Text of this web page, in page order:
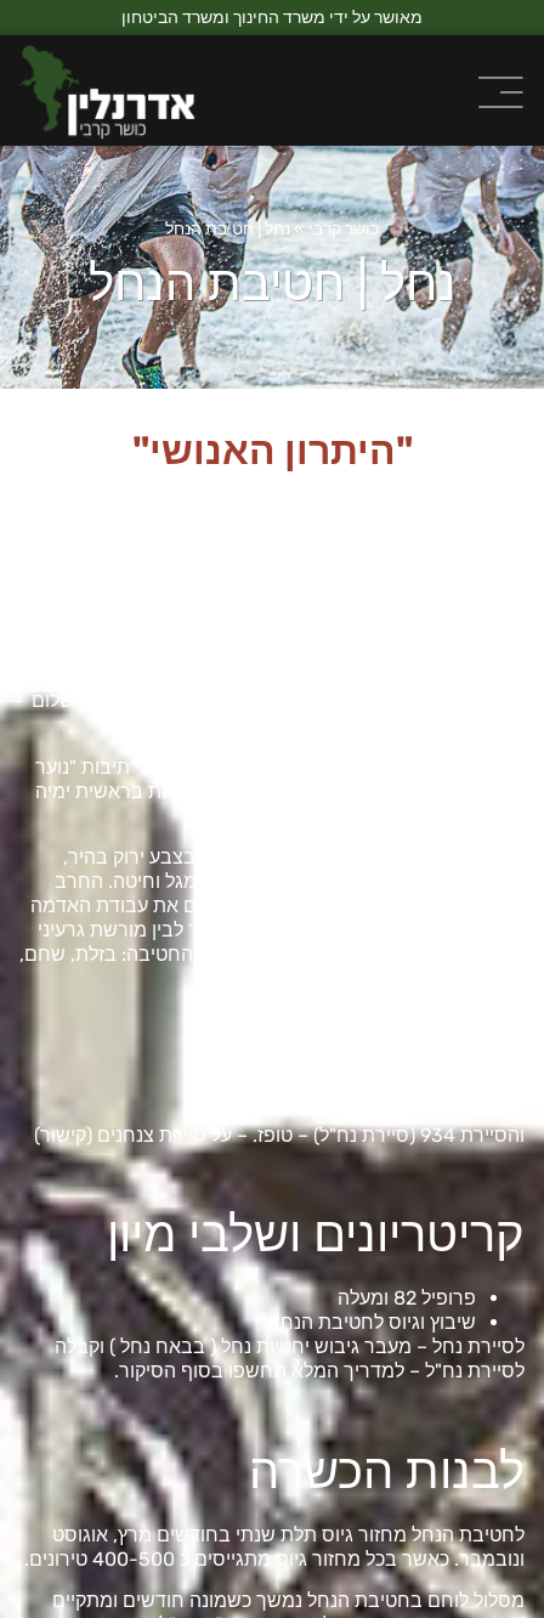
מאושר על ידי משרד החינוך ומשרד הביטחון
כושר קרבי » נחל | חטיבת הנחל
נחל | חטיבת הנחל
"היתרון האנושי"
קיימים, בעקבות צורך בעוד כוחות חי"ר נוספים במלחמת שלום
מקורה של חטיבת הנחל הוא בגרעיני הנח"ל ראשי תיבות "נוער
חלוצי לוחם" שהקימו קיבוצים ונקודות התיישבות בראשית ימיה
לוחמי הנח"ל מזוהים בעיקר על ידי כמותה בצבע ירוק בהיר,
נעלים אדומות ותג יחידה שמורכב מחרב, מגל וחיטה. החרב
מסמלת את ההגנה, המגל והחיטה מסמלים את עבודת האדמה
והחלוציות כסימן לקשר שבין חטיבת החי"ר לבין מורשת גרעיני
הנח"ל. ארבעת החצים מסמלים את גדודי החטיבה: בזלת, שחם,
והסיירת 934 (סיירת נח"ל) – טופז. –
על סיירת צנחנים (קישור)
קריטריונים ושלבי מיון
פרופיל 82 ומעלה
שיבוץ וגיוס לחטיבת הנח"ל
לסיירת נחל – מעבר גיבוש יחטיות נחל ( בבאח נחל ) וקבלה
לסיירת נח"ל – למדריך המלא תחשפו בסוף הסיקור.
לבנות הכשרה
לחטיבת הנחל מחזור גיוס תלת שנתי בחודשים מרץ, אוגוסט
ונובמבר. כאשר בכל מחזור גיוס מתגייסים כ 400-500 טירונים.
מסלול לוחם בחטיבת הנחל נמשך כשמונה חודשים ומתקיים